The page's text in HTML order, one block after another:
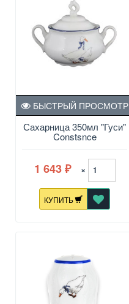
Сахарница 350мл "Гуси"
Constsnce
БЫСТРЫЙ ПРОСМОТР
1 643 ₽ ×
КУПИТЬ